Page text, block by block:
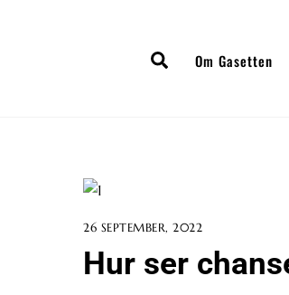
SearchOm Gasetten
26 SEPTEMBER, 2022
Hur ser